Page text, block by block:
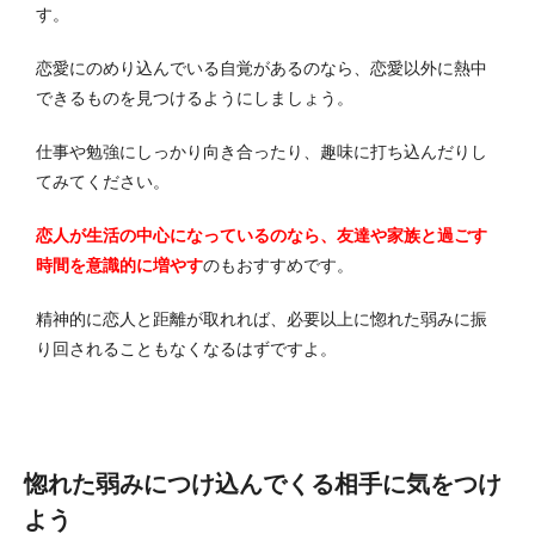
す。
恋愛にのめり込んでいる自覚があるのなら、恋愛以外に熱中
できるものを見つけるようにしましょう。
仕事や勉強にしっかり向き合ったり、趣味に打ち込んだりし
てみてください。
恋人が生活の中心になっているのなら、友達や家族と過ごす
時間を意識的に増やすのもおすすめです。
精神的に恋人と距離が取れれば、必要以上に惚れた弱みに振
り回されることもなくなるはずですよ。
惚れた弱みにつけ込んでくる相手に気をつけ
よう